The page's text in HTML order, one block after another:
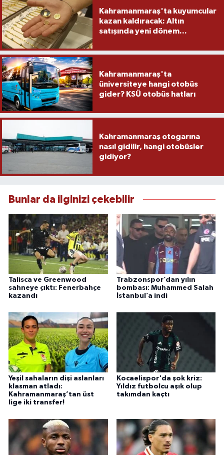
Kahramanmaraş'ta kuyumcular
kazan kaldıracak: Altın
satışında yeni dönem...
Kahramanmaraş'ta
üniversiteye hangi otobüs
gider? KSÜ otobüs hatları
Kahramanmaraş otogarına
nasıl gidilir, hangi otobüsler
gidiyor?
Bunlar da ilginizi çekebilir
Talisca ve Greenwood
sahneye çıktı: Fenerbahçe
kazandı
Trabzonspor’dan yılın
bombası: Muhammed Salah
İstanbul’a indi
Yeşil sahaların dişi aslanları
klasman atladı:
Kahramanmaraş’tan üst
lige iki transfer!
Kocaelispor'da şok kriz:
Yıldız futbolcu aşık olup
takımdan kaçtı